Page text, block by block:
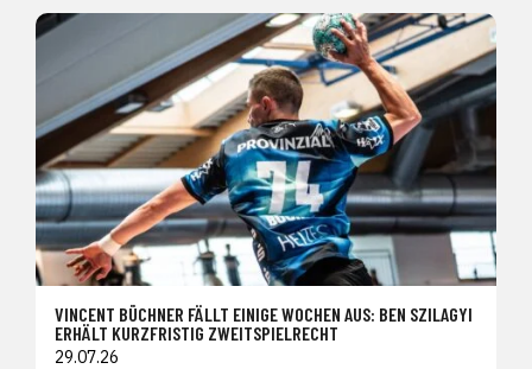
VINCENT BÜCHNER FÄLLT EINIGE WOCHEN AUS: BEN SZILAGYI
ERHÄLT KURZFRISTIG ZWEITSPIELRECHT
29.07.26